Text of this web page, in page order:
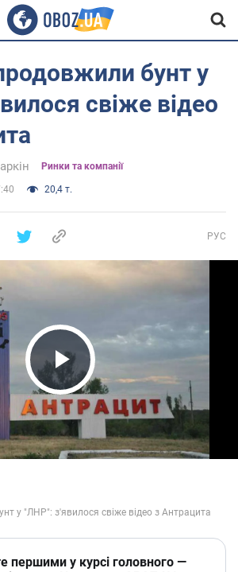
бунт у
свіже відео
Ринки та компанії
20,4 т.
РУС
Play Video
першими у курсі головного —